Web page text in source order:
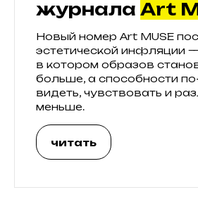
журнала Art
Новый номер Art MUSE
эстетической инфляции
в котором образов
больше, а способности
видеть, чувствовать и
меньше.
читать